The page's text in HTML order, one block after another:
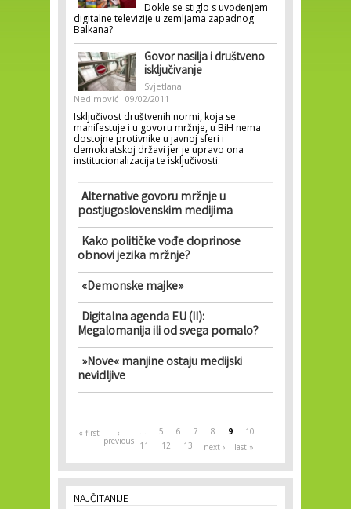
Dokle se stiglo s uvođenjem
digitalne televizije u zemljama zapadnog
Balkana?
Govor nasilja i društveno
isključivanje
Svjetlana
Nedimović 09/02/2011
Isključivost društvenih normi, koja se
manifestuje i u govoru mržnje, u BiH nema
dostojne protivnike u javnoj sferi i
demokratskoj državi jer je upravo ona
institucionalizacija te isključivosti.
Alternative govoru mržnje u
postjugoslovenskim medijima
Kako političke vođe doprinose
obnovi jezika mržnje?
«Demonske majke»
Digitalna agenda EU (II):
Megalomanija ili od svega pomalo?
»Nove« manjine ostaju medijski
nevidljive
Pages
« first ‹
previous
… 5 6 7 8 9
10
11
12 13 next › last »
NAJČITANIJE